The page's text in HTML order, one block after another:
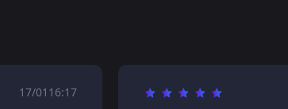
17/01 16:17